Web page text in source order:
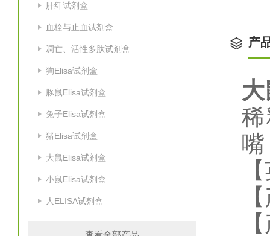
肝纤试剂盒
血栓与止血试剂盒
凋亡、活性多肽试剂盒
狗Elisa试剂盒
豚鼠Elisa试剂盒
兔子Elisa试剂盒
猪Elisa试剂盒
大鼠Elisa试剂盒
小鼠Elisa试剂盒
人ELISA试剂盒
产